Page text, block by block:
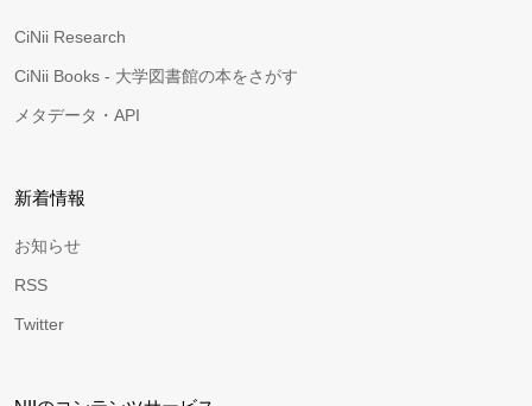
CiNii Research
CiNii Books - 大学図書館の本をさがす
メタデータ・API
新着情報
お知らせ
RSS
Twitter